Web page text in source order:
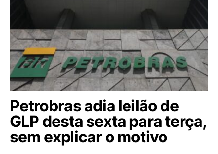
Petrobras adia leilão de
GLP desta sexta para terça,
sem explicar o motivo